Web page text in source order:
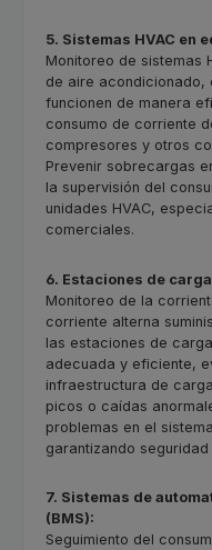
5. Sistemas HVAC en
Monitoreo de sistemas
de aire acondicionado,
funcionen de manera
consumo de corriente
compresores y otros
Prevenir sobrecargas
la supervisión del
unidades HVAC,
comerciales.
6. Estaciones de
Monitoreo de la
corriente alterna
las estaciones de
adecuada y eficiente,
infraestructura de
picos o caídas
problemas en el
garantizando
7. Sistemas de
(BMS):
Seguimiento del